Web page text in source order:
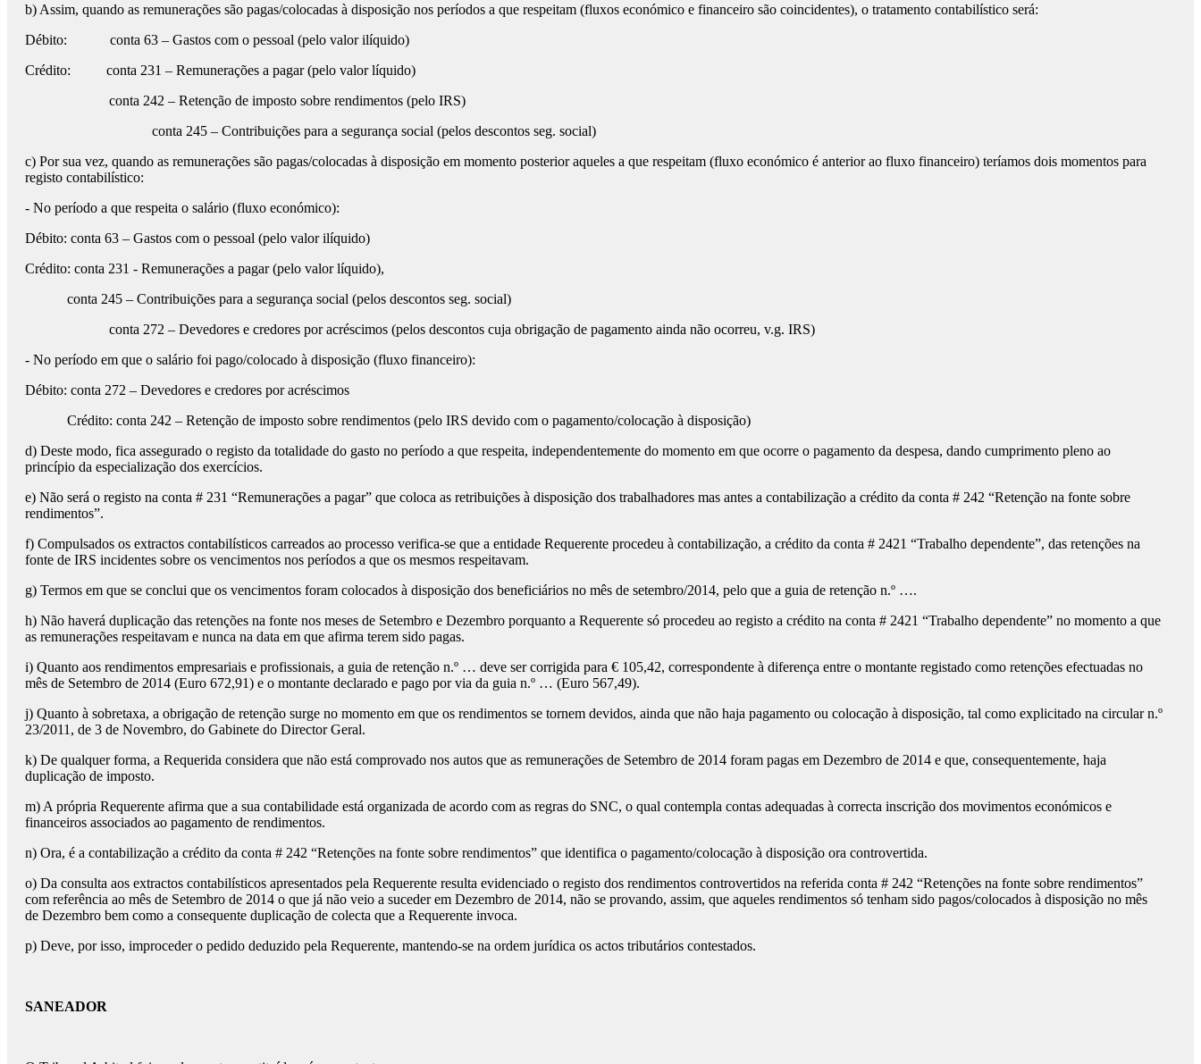
b) Assim, quando as remunerações são pagas/colocadas à disposição nos períodos a que respeitam (fluxos económico e financeiro são coincidentes), o tratamento contabilístico será:
Débito: conta 63 – Gastos com o pessoal (pelo valor ilíquido)
Crédito: conta 231 – Remunerações a pagar (pelo valor líquido)
conta 242 – Retenção de imposto sobre rendimentos (pelo IRS)
conta 245 – Contribuições para a segurança social (pelos descontos seg. social)
c) Por sua vez, quando as remunerações são pagas/colocadas à disposição em momento posterior aqueles a que respeitam (fluxo económico é anterior ao fluxo financeiro) teríamos dois momentos para
registo contabilístico:
- No período a que respeita o salário (fluxo económico):
Débito: conta 63 – Gastos com o pessoal (pelo valor ilíquido)
Crédito: conta 231 - Remunerações a pagar (pelo valor líquido),
conta 245 – Contribuições para a segurança social (pelos descontos seg. social)
conta 272 – Devedores e credores por acréscimos (pelos descontos cuja obrigação de pagamento ainda não ocorreu, v.g. IRS)
- No período em que o salário foi pago/colocado à disposição (fluxo financeiro):
Débito: conta 272 – Devedores e credores por acréscimos
Crédito: conta 242 – Retenção de imposto sobre rendimentos (pelo IRS devido com o pagamento/colocação à disposição)
d) Deste modo, fica assegurado o registo da totalidade do gasto no período a que respeita, independentemente do momento em que ocorre o pagamento da despesa, dando cumprimento pleno ao
princípio da especialização dos exercícios.
e) Não será o registo na conta # 231 “Remunerações a pagar” que coloca as retribuições à disposição dos trabalhadores mas antes a contabilização a crédito da conta # 242 “Retenção na fonte sobre
rendimentos”.
f) Compulsados os extractos contabilísticos carreados ao processo verifica-se que a entidade Requerente procedeu à contabilização, a crédito da conta # 2421 “Trabalho dependente”, das retenções na
fonte de IRS incidentes sobre os vencimentos nos períodos a que os mesmos respeitavam.
g) Termos em que se conclui que os vencimentos foram colocados à disposição dos beneficiários no mês de setembro/2014, pelo que a guia de retenção n.º ….
h) Não haverá duplicação das retenções na fonte nos meses de Setembro e Dezembro porquanto a Requerente só procedeu ao registo a crédito na conta # 2421 “Trabalho dependente” no momento a que
as remunerações respeitavam e nunca na data em que afirma terem sido pagas.
i) Quanto aos rendimentos empresariais e profissionais, a guia de retenção n.º … deve ser corrigida para € 105,42, correspondente à diferença entre o montante registado como retenções efectuadas no
mês de Setembro de 2014 (Euro 672,91) e o montante declarado e pago por via da guia n.º … (Euro 567,49).
j) Quanto à sobretaxa, a obrigação de retenção surge no momento em que os rendimentos se tornem devidos, ainda que não haja pagamento ou colocação à disposição, tal como explicitado na circular n.º
23/2011, de 3 de Novembro, do Gabinete do Director Geral.
k) De qualquer forma, a Requerida considera que não está comprovado nos autos que as remunerações de Setembro de 2014 foram pagas em Dezembro de 2014 e que, consequentemente, haja
duplicação de imposto.
m) A própria Requerente afirma que a sua contabilidade está organizada de acordo com as regras do SNC, o qual contempla contas adequadas à correcta inscrição dos movimentos económicos e
financeiros associados ao pagamento de rendimentos.
n) Ora, é a contabilização a crédito da conta # 242 “Retenções na fonte sobre rendimentos” que identifica o pagamento/colocação à disposição ora controvertida.
o) Da consulta aos extractos contabilísticos apresentados pela Requerente resulta evidenciado o registo dos rendimentos controvertidos na referida conta # 242 “Retenções na fonte sobre rendimentos”
com referência ao mês de Setembro de 2014 o que já não veio a suceder em Dezembro de 2014, não se provando, assim, que aqueles rendimentos só tenham sido pagos/colocados à disposição no mês
de Dezembro bem como a consequente duplicação de colecta que a Requerente invoca.
p) Deve, por isso, improceder o pedido deduzido pela Requerente, mantendo-se na ordem jurídica os actos tributários contestados.
SANEADOR